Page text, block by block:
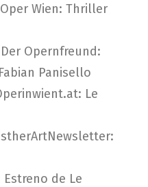
Wien: Thriller
Der Opernfreund:
Panisello
Le
Estreno de Le